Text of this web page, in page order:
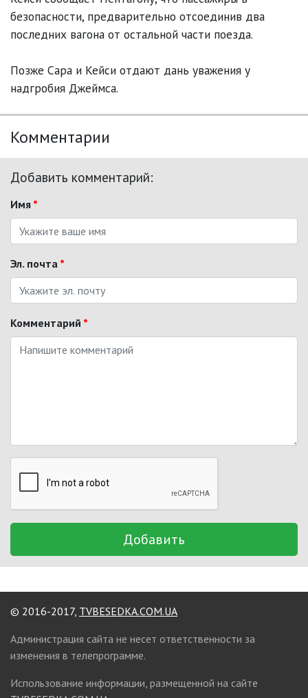
безопасности, предварительно отсоединив два
последних вагона от остальной части поезда.
Позже Сара и Кейси отдают дань уважения у
надгробия Джеймса.
Комментарии
Добавить комментарий:
Имя *
Эл. почта *
Комментарий *
Добавить
© 2016-2017, TVBESEDKA.COM.UA
Администрация сайта не несет ответственности за
изменения в телепрограмме.
Использование информации, размещенной на сайте